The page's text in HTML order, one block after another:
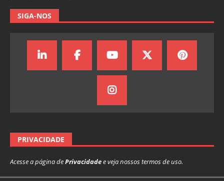
SIGA-NOS
PRIVACIDADE
Acesse a página dePrivacidadee veja nossos termos de uso.